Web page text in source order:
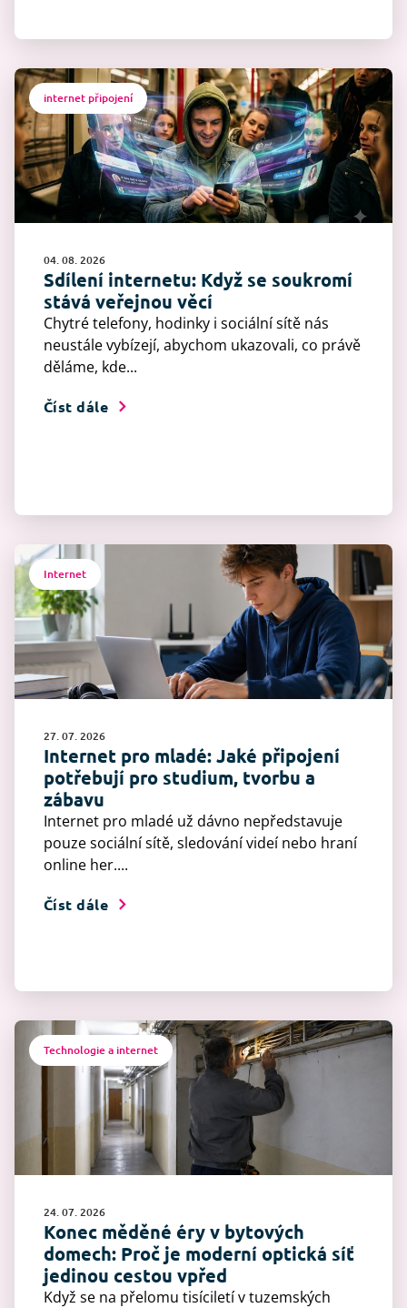
internet připojení
04. 08. 2026
Sdílení internetu: Když se soukromí
stává veřejnou věcí
Chytré telefony, hodinky i sociální sítě nás
neustále vybízejí, abychom ukazovali, co právě
děláme, kde...
Číst dále
Internet
27. 07. 2026
Internet pro mladé: Jaké připojení
potřebují pro studium, tvorbu a
zábavu
Internet pro mladé už dávno nepředstavuje
pouze sociální sítě, sledování videí nebo hraní
online her....
Číst dále
Technologie a internet
24. 07. 2026
Konec měděné éry v bytových
domech: Proč je moderní optická síť
jedinou cestou vpřed
Když se na přelomu tisíciletí v tuzemských